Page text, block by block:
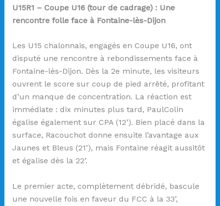
U15R1 – Coupe U16 (tour de cadrage) : Une
rencontre folle face à Fontaine-lès-Dijon
Les U15 chalonnais, engagés en Coupe U16, ont
disputé une rencontre à rebondissements face à
Fontaine-lès-Dijon. Dès la 2e minute, les visiteurs
ouvrent le score sur coup de pied arrêté, profitant
d’un manque de concentration. La réaction est
immédiate : dix minutes plus tard, PaulColin
égalise également sur CPA (12’). Bien placé dans la
surface, Racouchot donne ensuite l’avantage aux
Jaunes et Bleus (21’), mais Fontaine réagit aussitôt
et égalise dès la 22’.
Le premier acte, complètement débridé, bascule
une nouvelle fois en faveur du FCC à la 33’,